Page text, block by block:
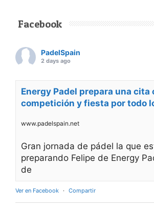
Facebook
PadelSpain
2 days ago
Energy Padel prepara una cita
competición y fiesta por todo
www.padelspain.net
Gran jornada de pádel la que
preparando Felipe de Energy
de
Ver en Facebook · Compartir